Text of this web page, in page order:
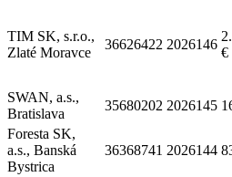
TIM SK, s.r.o.,
Zlaté Moravce
36626422 2026146
€
SWAN, a.s.,
Bratislava
35680202 2026145
Foresta SK,
a.s., Banská
Bystrica
36368741 2026144